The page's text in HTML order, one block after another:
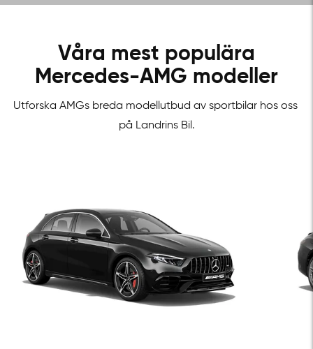
Våra mest populära
Mercedes-AMG modeller
Utforska AMGs breda modellutbud av sportbilar hos oss
på Landrins Bil.